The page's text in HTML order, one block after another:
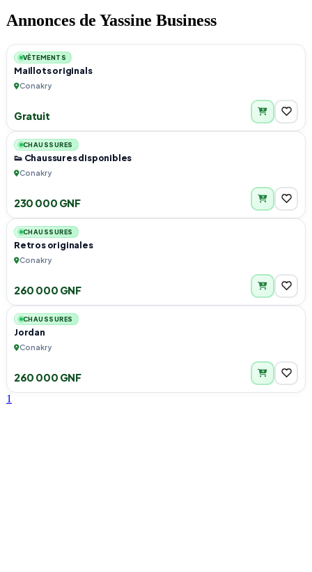
Annonces de Yassine Business
VÊTEMENTS
Maillots originals
Conakry
Gratuit
CHAUSSURES
👟 Chaussures disponibles
Conakry
230 000 GNF
CHAUSSURES
Retros originales
Conakry
260 000 GNF
CHAUSSURES
Jordan
Conakry
260 000 GNF
1